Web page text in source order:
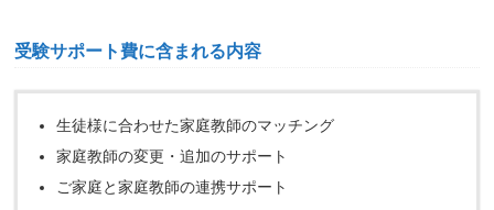
受験サポート費に含まれる内容
生徒様に合わせた家庭教師のマッチング
家庭教師の変更・追加のサポート
ご家庭と家庭教師の連携サポート